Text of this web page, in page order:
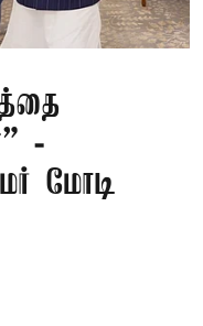
-
மோடி